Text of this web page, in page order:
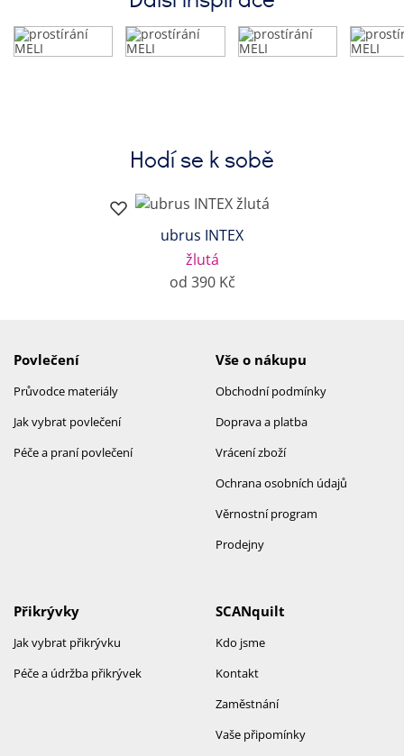
Hodí se k sobě
ubrus INTEX
žlutá
od 390 Kč
Povlečení
Průvodce materiály
Jak vybrat povlečení
Péče a praní povlečení
Vše o nákupu
Obchodní podmínky
Doprava a platba
Vrácení zboží
Ochrana osobních údajů
Věrnostní program
Prodejny
SCANquilt
Kdo jsme
Kontakt
Zaměstnání
Vaše připomínky
Přikrývky
Jak vybrat přikrývku
Péče a údržba přikrývek